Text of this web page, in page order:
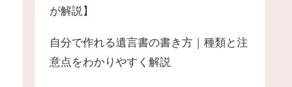
が解説】
自分で作れる遺言書の書き方｜種類と注
意点をわかりやすく解説